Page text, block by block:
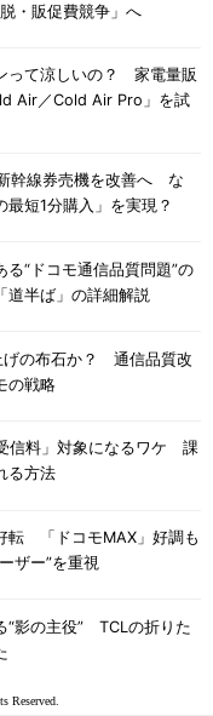
・販促費競争」へ
って涼しいの？ 家電量販
Air／Cold Air Pro」を試
幹線券売機を改善へ な
短1分購入」を実現？
る“ドコモ通信品質問題”の
半ば」の詳細解説
げの布石か？ 通信品質改
の戦略
信料」対象になるワケ 課
る方法
転 「ドコモMAX」好調も
ザー”を重視
“影の主役” TCLの折りた
Reserved.